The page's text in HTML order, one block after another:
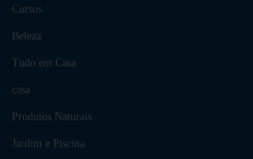
Cursos
Beleza
Tudo em Casa
casa
Produtos Naturais
Jardim e Piscina